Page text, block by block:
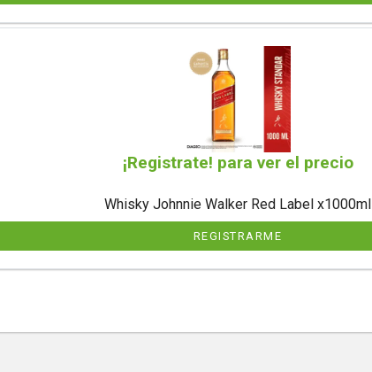
¡Registrate! para ver el precio
Whisky Johnnie Walker Red Label x1000ml
REGISTRARME